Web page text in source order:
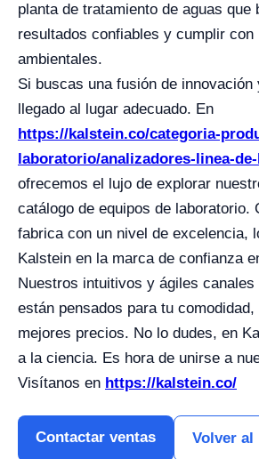
planta de tratamiento de aguas que
resultados confiables y cumplir con
ambientales.
Si buscas una fusión de innovación
llegado al lugar adecuado. En
https://kalstein.co/categoria-
laboratorio/analizadores-linea-
ofrecemos el lujo de explorar
catálogo de equipos de laboratorio.
fabrica con un nivel de excelencia,
Kalstein en la marca de confianza
Nuestros intuitivos y ágiles canales
están pensados para tu
mejores precios. No lo dudes, en
a la ciencia. Es hora de unirse a
Visítanos en https://kalstein.co/
Contactar ventas Volver al